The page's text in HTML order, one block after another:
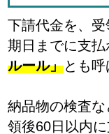
下請代金を、
期日までに支
ルール」とも呼
納品物の検査
領後60日以内